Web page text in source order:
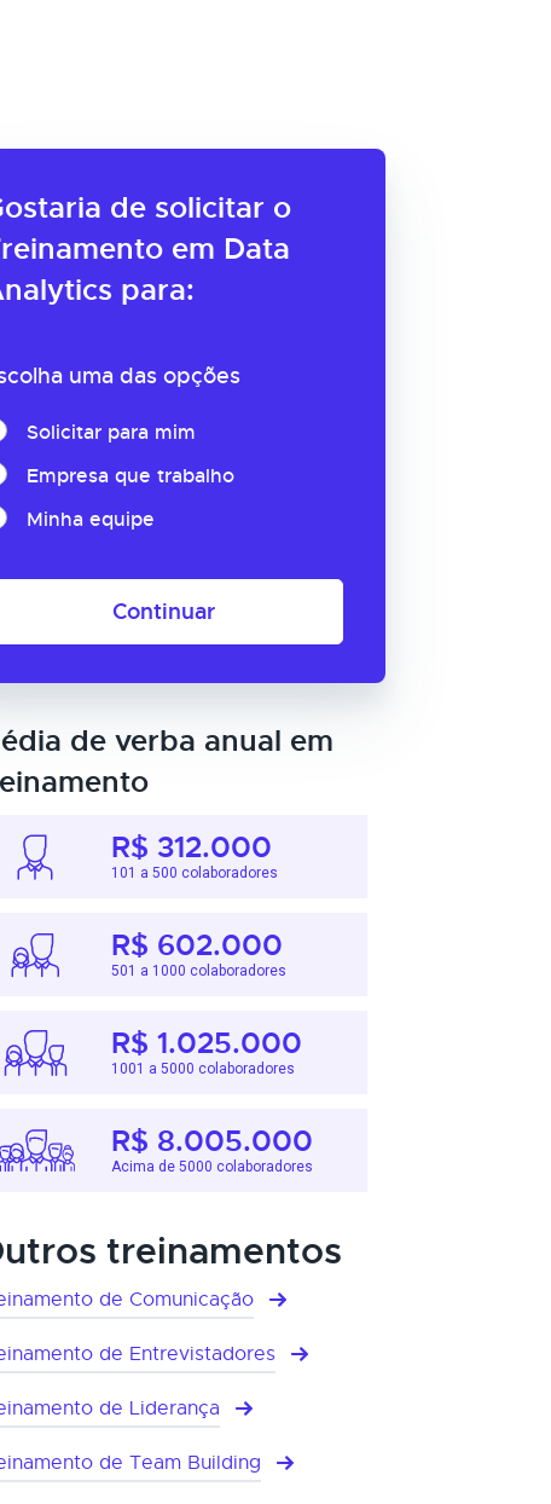
de solicitar o
em Data
para:
uma das opções
Solicitar para mim
Empresa que trabalho
Minha equipe
Continuar
de verba anual em
R$ 312.000
101 a 500 colaboradores
R$ 602.000
501 a 1000 colaboradores
R$ 1.025.000
1001 a 5000 colaboradores
R$ 8.005.000
Acima de 5000 colaboradores
treinamentos
de Comunicação
de Entrevistadores
de Liderança
de Team Building